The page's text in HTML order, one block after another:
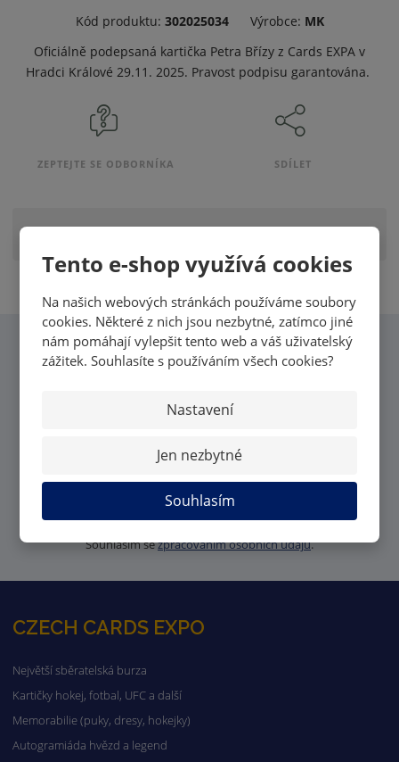
Tento e-shop využívá cookies
Na našich webových stránkách používáme soubory
cookies. Některé z nich jsou nezbytné, zatímco jiné
nám pomáhají vylepšit tento web a váš uživatelský
zážitek. Souhlasíte s používáním všech cookies?
Nastavení
Jen nezbytné
Souhlasím
Kód produktu: 302025034 Výrobce: MK
Oficiálně podepsaná kartička Petra Břízy z Cards EXPA v
Hradci Králové 29.11. 2025. Pravost podpisu garantována.
ZEPTEJTE SE ODBORNÍKA SDÍLET
CHCI VĚDĚT VŠECHNY
NOVINKY OD MK CARDS
Souhlasím sezpracováním osobních údajů.
CZECH CARDS EXPO
Největší sběratelská burza
Kartičky hokej, fotbal, UFC a další
Memorabilie (puky, dresy, hokejky)
Autogramiáda hvězd a legend